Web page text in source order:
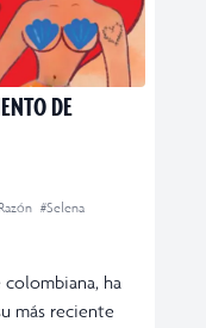
DE
#Selena
ha
más reciente